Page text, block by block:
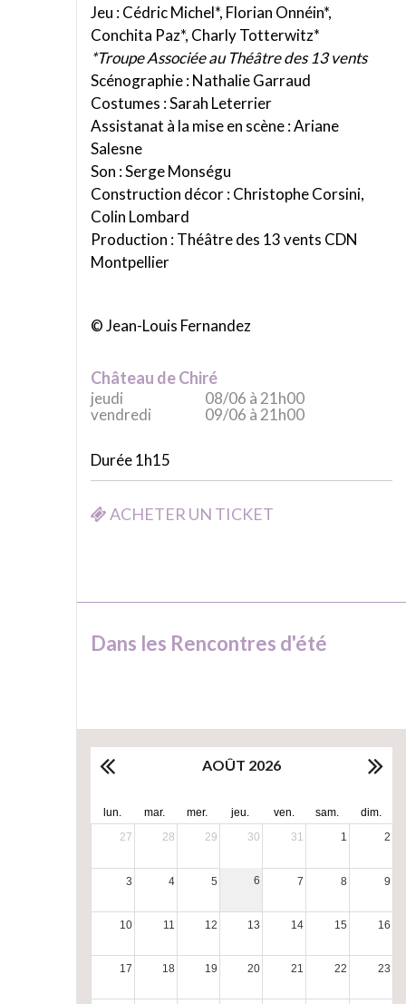
Jeu : Cédric Michel*, Florian Onnéin*,
Conchita Paz*, Charly Totterwitz*
*Troupe Associée au Théâtre des 13 vents
Scénographie : Nathalie Garraud
Costumes : Sarah Leterrier
Assistanat à la mise en scène : Ariane
Salesne
Son : Serge Monségu
Construction décor : Christophe Corsini,
Colin Lombard
Production : Théâtre des 13 vents CDN
Montpellier
© Jean-Louis Fernandez
Château de Chiré
jeudi
08/06 à 21h00
vendredi
09/06 à 21h00
Durée 1h15
ACHETER UN TICKET
Dans les Rencontres d'été
AOÛT 2026
lun. mar. mer. jeu. ven. sam.
dim.
27
28 29 30 31 1 2
3 4 5 6 7 8 9
10 11 12 13 14 15 16
17 18 19 20 21 22 23